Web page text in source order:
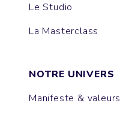
Le Studio
La Masterclass
NOTRE UNIVERS
Manifeste & valeurs